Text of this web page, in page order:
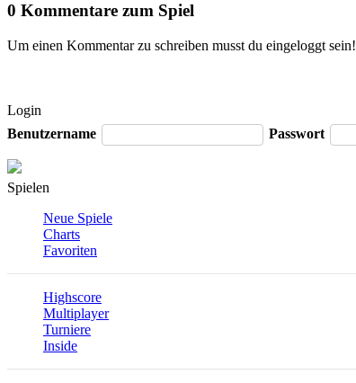
0 Kommentare zum Spiel
Um einen Kommentar zu schreiben musst du eingeloggt sein!
Login
Benutzername
Passwort
Spielen
Neue Spiele
Charts
Favoriten
Highscore
Multiplayer
Turniere
Inside